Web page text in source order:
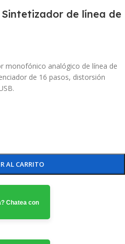
Sintetizador de línea de
monofónico analógico de línea de
de 16 pasos, distorsión
AL CARRITO
Chatea con